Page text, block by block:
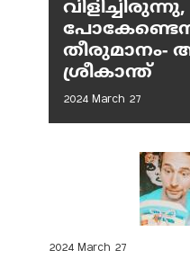
വിളിച്ചിരുന്നു,
തീരുമാനം-
ശ്രീകാന്ത്
2024 March 27
2024 March 27